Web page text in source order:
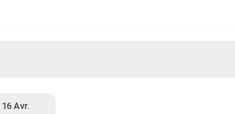
16 Avr.